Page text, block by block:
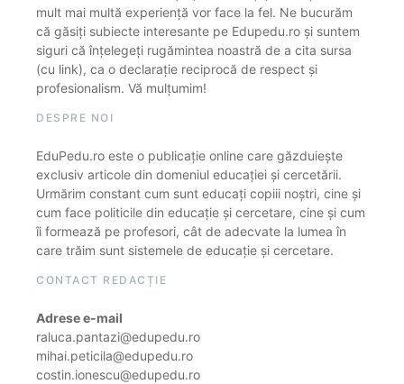
mult mai multă experiență vor face la fel. Ne bucurăm
că găsiți subiecte interesante pe Edupedu.ro și suntem
siguri că înțelegeți rugămintea noastră de a cita sursa
(cu link), ca o declarație reciprocă de respect și
profesionalism. Vă mulțumim!
DESPRE NOI
EduPedu.ro este o publicație online care găzduiește
exclusiv articole din domeniul educației și cercetării.
Urmărim constant cum sunt educați copiii noștri, cine și
cum face politicile din educație și cercetare, cine și cum
îi formează pe profesori, cât de adecvate la lumea în
care trăim sunt sistemele de educație și cercetare.
CONTACT REDACȚIE
Adrese e-mail
raluca.pantazi@edupedu.ro
mihai.peticila@edupedu.ro
costin.ionescu@edupedu.ro